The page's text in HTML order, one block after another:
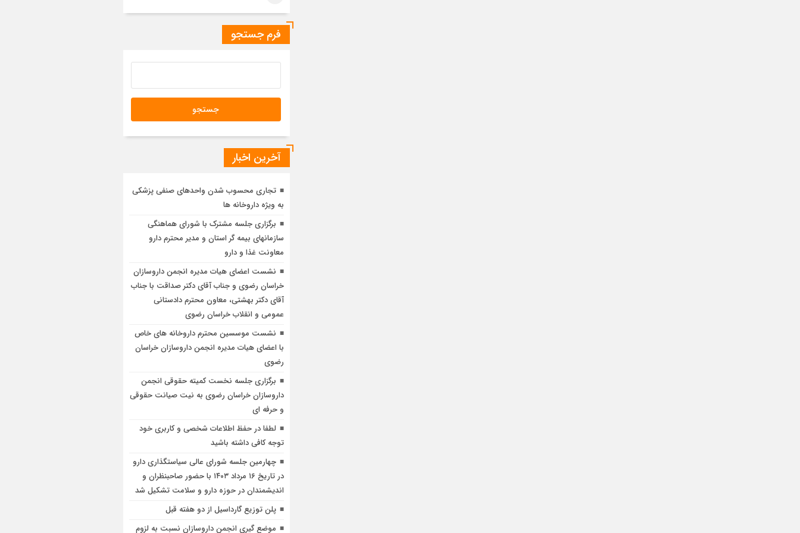
فرم جستجو
آخرین اخبار
تجاری محسوب شدن واحدهای صنفی پزشکی
به ویژه داروخانه ها
برگزاری جلسه مشترک با شورای هماهنگی
سازمانهای بیمه گر استان و مدیر محترم دارو
معاونت غذا و دارو
نشست اعضای هیات مدیره انجمن داروسازان
خراسان رضوی و جناب آقای دکتر صداقت با جناب
آقای دکتر بهشتی، معاون محترم دادستانی
عمومی و انقلاب خراسان رضوی
نشست موسسین محترم داروخانه های خاص
با اعضای هیات مدیره انجمن داروسازان خراسان
رضوی
برگزاری جلسه نخست کمیته حقوقی انجمن
داروسازان خراسان رضوی به نیت صیانت حقوقی
و حرفه ای
لطفا در حفظ اطلاعات شخصی و کاربری خود
توجه کافی داشته باشید
چهارمین جلسه شورای عالی سیاستگذاری دارو
در تاریخ ۱۶ مرداد ۱۴۰۳ با حضور صاحبنظران و
اندیشمندان در حوزه دارو و سلامت تشکیل شد
پلن توزیع گارداسیل از دو هفته قبل
موضع ‌گیری انجمن داروسازان نسبت به لزوم